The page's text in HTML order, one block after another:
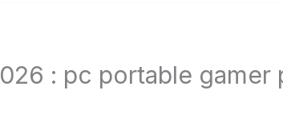
: pc portable gamer